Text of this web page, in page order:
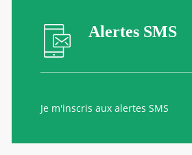
Alertes SMS
Je m'inscris aux alertes SMS